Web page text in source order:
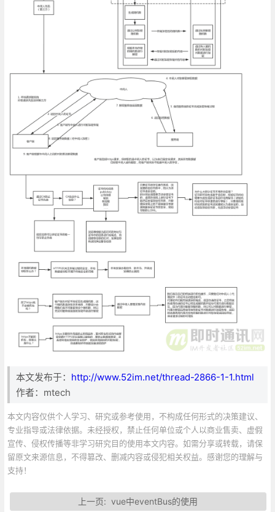
本文发布于： http://www.52im.net/thread-2866-1-1.html
作者：mtech
本文内容仅供个人学习、研究或参考使用，不构成任何形式的决策建议、
专业指导或法律依据。未经授权，禁止任何单位或个人以商业售卖、虚假
宣传、侵权传播等非学习研究目的使用本文内容。如需分享或转载，请保
留原文来源信息，不得篡改、删减内容或侵犯相关权益。感谢您的理解与
支持！
上一页:vue中eventBus的使用